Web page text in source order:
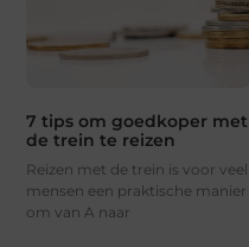
7 tips om goedkoper met
de trein te reizen
Reizen met de trein is voor veel
mensen een praktische manier
om van A naar